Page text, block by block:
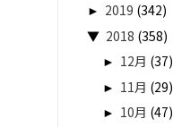
► 2019 (342)
▼ 2018 (358)
► 12月 (37)
► 11月 (29)
► 10月 (47)